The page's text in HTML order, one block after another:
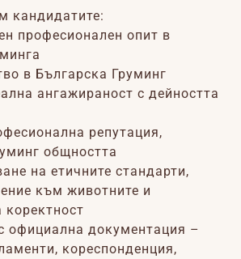
кандидатите:
професионален опит в
в Българска Груминг
ангажираност с дейността
репутация,
общността
на етичните стандарти,
към животните и
официална документация –
кореспонденция,